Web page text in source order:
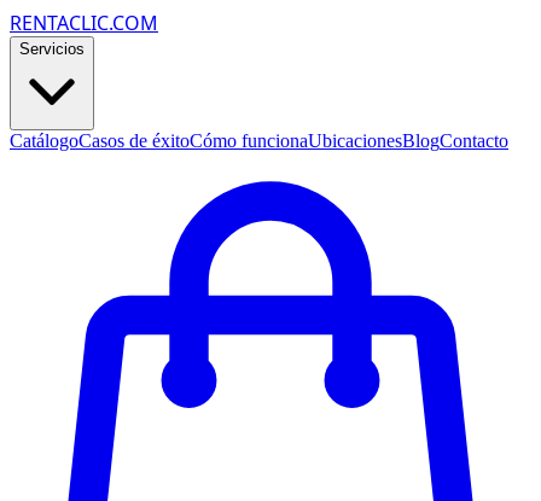
RENTACLIC.COM
Servicios
CatálogoCasos de éxitoCómo funcionaUbicacionesBlogContacto